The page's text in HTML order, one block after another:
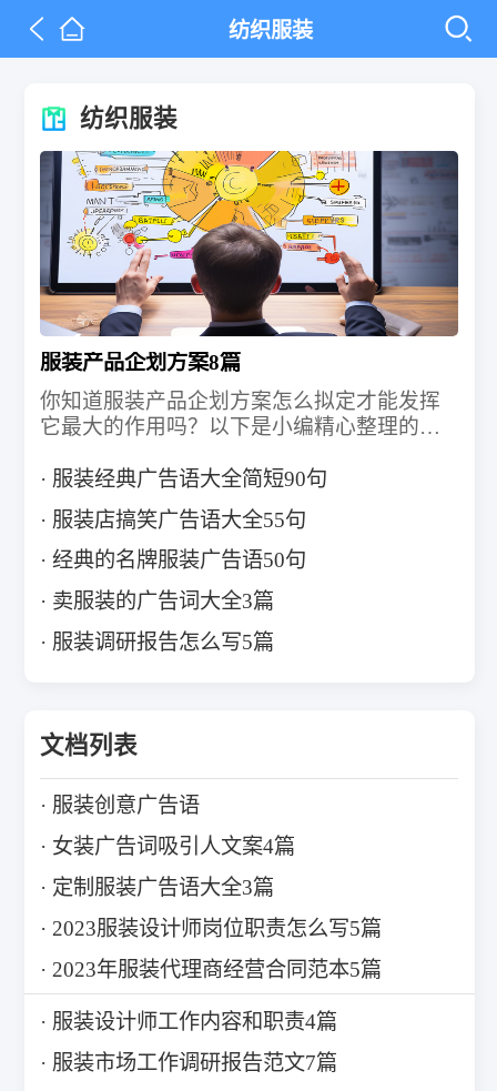
纺织服装
纺织服装
服装产品企划方案8篇
你知道服装产品企划方案怎么拟定才能发挥
它最大的作用吗？以下是小编精心整理的服
看吧。
服装经典广告语大全简短90句
服装店搞笑广告语大全55句
经典的名牌服装广告语50句
卖服装的广告词大全3篇
服装调研报告怎么写5篇
文档列表
服装创意广告语
女装广告词吸引人文案4篇
定制服装广告语大全3篇
2023服装设计师岗位职责怎么写5篇
2023年服装代理商经营合同范本5篇
服装设计师工作内容和职责4篇
服装市场工作调研报告范文7篇